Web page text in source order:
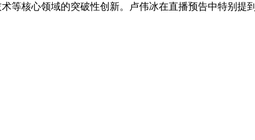
等核心领域的突破性创新。卢伟冰在直播预告中特别提